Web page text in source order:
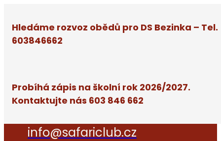
Hledáme rozvoz obědů pro DS Bezinka – Tel.
603846662
Probíhá zápis na školní rok 2026/2027.
Kontaktujte nás 603 846 662
info@safariclub.cz